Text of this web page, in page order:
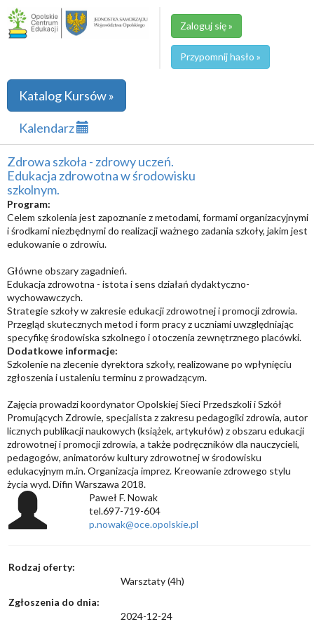
Zaloguj się »
Przypomnij hasło »
Katalog Kursów »
Kalendarz
Zdrowa szkoła - zdrowy uczeń.
Edukacja zdrowotna w środowisku
szkolnym.
Program:
Celem szkolenia jest zapoznanie z metodami, formami organizacyjnymi
i środkami niezbędnymi do realizacji ważnego zadania szkoły, jakim jest
edukowanie o zdrowiu.
Główne obszary zagadnień.
Edukacja zdrowotna - istota i sens działań dydaktyczno-
wychowawczych.
Strategie szkoły w zakresie edukacji zdrowotnej i promocji zdrowia.
Przegląd skutecznych metod i form pracy z uczniami uwzględniając
specyfikę środowiska szkolnego i otoczenia zewnętrznego placówki.
Dodatkowe informacje:
Szkolenie na zlecenie dyrektora szkoły, realizowane po wpłynięciu
zgłoszenia i ustaleniu terminu z prowadzącym.
Zajęcia prowadzi koordynator Opolskiej Sieci Przedszkoli i Szkół
Promujących Zdrowie, specjalista z zakresu pedagogiki zdrowia, autor
licznych publikacji naukowych (książek, artykułów) z obszaru edukacji
zdrowotnej i promocji zdrowia, a także podręczników dla nauczycieli,
pedagogów, animatorów kultury zdrowotnej w środowisku
edukacyjnym m.in. Organizacja imprez. Kreowanie zdrowego stylu
życia wyd. Difin Warszawa 2018.
Paweł F. Nowak
tel.697-719-604
p.nowak@oce.opolskie.pl
Rodzaj oferty:
Warsztaty (4h)
Zgłoszenia do dnia:
2024-12-24